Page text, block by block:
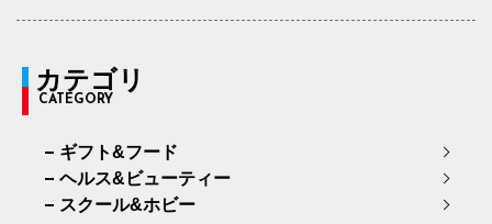
カテゴリ
CATEGORY
ギフト&フード
ヘルス&ビューティー
スクール&ホビー